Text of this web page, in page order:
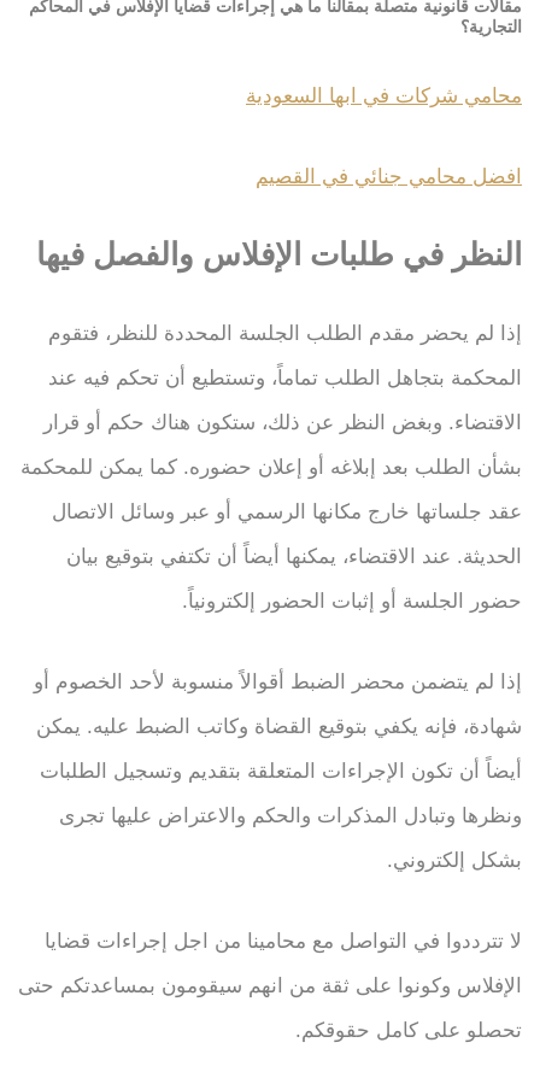
مقالات قانونية متصلة بمقالنا ما هي إجراءات قضايا الإفلاس في المحاكم
التجارية؟
محامي شركات في ابها السعودية
افضل محامي جنائي في القصيم
النظر في طلبات الإفلاس والفصل فيها
إذا لم يحضر مقدم الطلب الجلسة المحددة للنظر، فتقوم
المحكمة بتجاهل الطلب تماماً، وتستطيع أن تحكم فيه عند
الاقتضاء. وبغض النظر عن ذلك، ستكون هناك حكم أو قرار
بشأن الطلب بعد إبلاغه أو إعلان حضوره. كما يمكن للمحكمة
عقد جلساتها خارج مكانها الرسمي أو عبر وسائل الاتصال
الحديثة. عند الاقتضاء، يمكنها أيضاً أن تكتفي بتوقيع بيان
حضور الجلسة أو إثبات الحضور إلكترونياً.
إذا لم يتضمن محضر الضبط أقوالاً منسوبة لأحد الخصوم أو
شهادة، فإنه يكفي بتوقيع القضاة وكاتب الضبط عليه. يمكن
أيضاً أن تكون الإجراءات المتعلقة بتقديم وتسجيل الطلبات
ونظرها وتبادل المذكرات والحكم والاعتراض عليها تجرى
بشكل إلكتروني.
لا تترددوا في التواصل مع محامينا من اجل إجراءات قضايا
الإفلاس وكونوا على ثقة من انهم سيقومون بمساعدتكم حتى
تحصلو على كامل حقوقكم.